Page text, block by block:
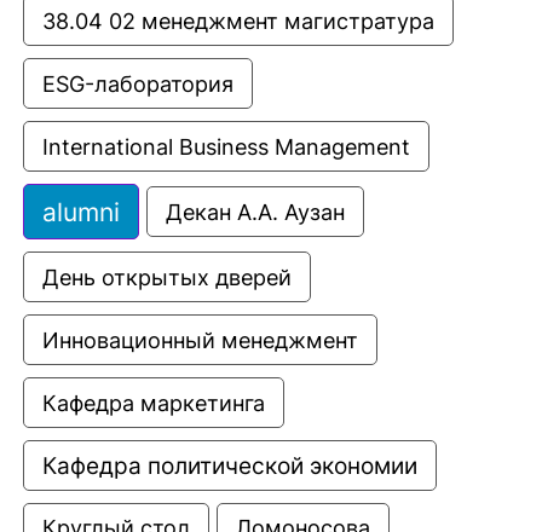
38.04 02 менеджмент магистратура
ESG-лаборатория
International Business Management
alumni Декан А.А. Аузан
День открытых дверей
Инновационный менеджмент
Кафедра маркетинга
Кафедра политической экономии